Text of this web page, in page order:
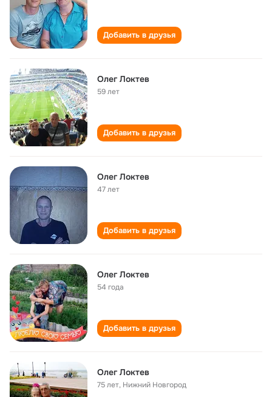
Добавить в друзья
Олег Локтев
59 лет
Добавить в друзья
Олег Локтев
47 лет
Добавить в друзья
Олег Локтев
54 года
Добавить в друзья
Олег Локтев
75 лет, Нижний Новгород